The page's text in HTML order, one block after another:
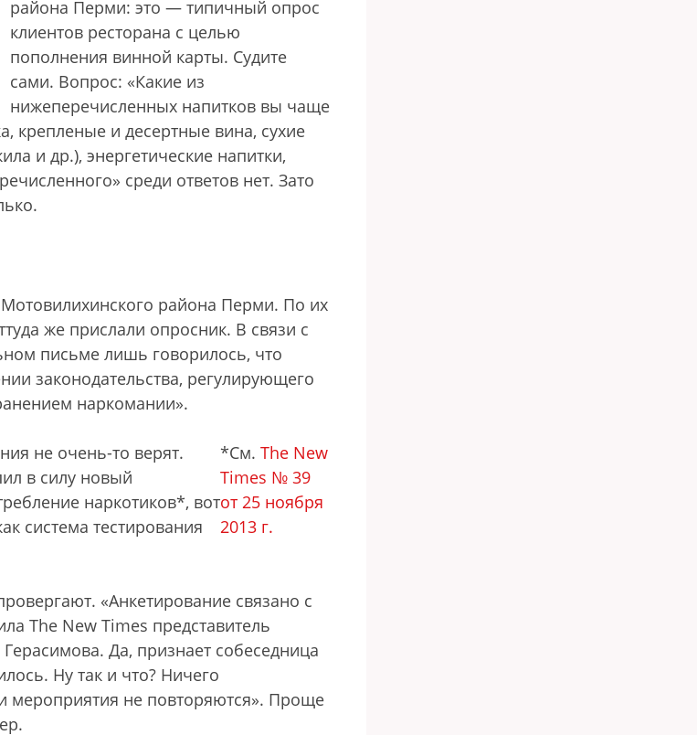
района Перми: это — типичный опрос
клиентов ресторана с целью
пополнения винной карты. Судите
сами. Вопрос: «Какие из
нижеперечисленных напитков вы чаще
крепленые и десертные вина, сухие
и др.), энергетические напитки,
среди ответов нет. Зато
района Перми. По их
же прислали опросник. В связи с
письме лишь говорилось, что
законодательства, регулирующего
наркомании».
*См. The New
Times № 39
от 25 ноября
2013 г.
не очень-то верят.
в силу новый
наркотиков*, вот
система тестирования
«Анкетирование связано с
The New Times представитель
Да, признает собеседница
Ну так и что? Ничего
мероприятия не повторяются». Проще